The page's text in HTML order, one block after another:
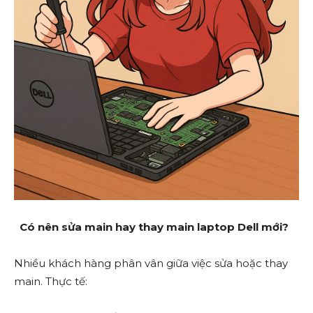
Có nên sửa main hay thay main laptop Dell mới?
Nhiều khách hàng phân vân giữa việc sửa hoặc thay
main. Thực tế: